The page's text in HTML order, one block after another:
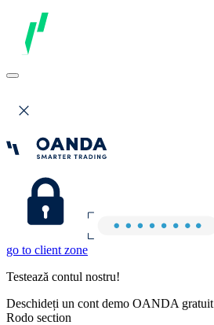
go to client zone
Testează contul nostru!
Deschideți un cont demo OANDA gratuit
Rodo section